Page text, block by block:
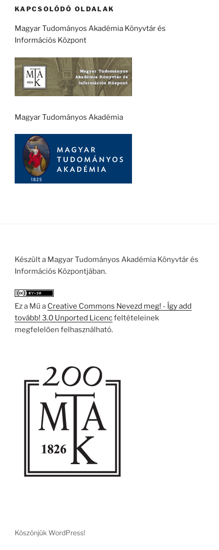
KAPCSOLÓDÓ OLDALAK
Magyar Tudományos Akadémia Könyvtár és
Információs Központ
Magyar Tudományos Akadémia
Készült a Magyar Tudományos Akadémia Könyvtár és
Információs Központjában.
Ez a Mű a Creative Commons Nevezd meg! - Így add
tovább! 3.0 Unported Licencfeltételeinek
megfelelően felhasználható.
Köszönjük WordPress!